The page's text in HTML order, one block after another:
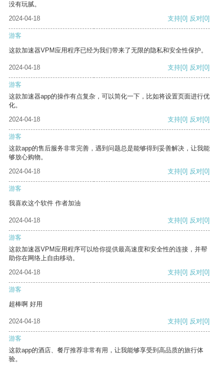
没有玩腻。
2024-04-18
支持[0] 反对[0]
游客
这款加速器VPM应用程序已经为我们带来了无限的隐私和安全性保护。
2024-04-18 支持[0] 反对[0]
游客
这款加速器app的操作有点复杂，可以简化一下，比如将设置页面进行优
化。
2024-04-18
支持[0] 反对[0]
游客
这款app的售后服务非常完善，遇到问题总是能够得到妥善解决，让我能
够放心购物。
2024-04-18
支持[0] 反对[0]
游客
我喜欢这个软件 作者加油
2024-04-18 支持[0] 反对[0]
游客
这款加速器VPM应用程序可以给你提供最高速度和安全性的连接，并帮
助你在网络上自由移动。
2024-04-18
支持[0] 反对[0]
游客
超棒啊 好用
2024-04-18 支持[0] 反对[0]
游客
这款app的酒店、餐厅推荐非常有用，让我能够享受到高品质的旅行体
验。